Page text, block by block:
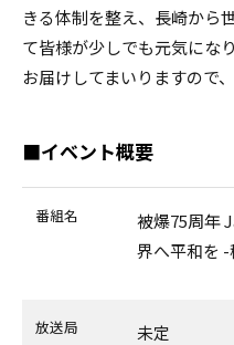
きる体制を整え、長崎から
て皆様が少しでも元気にな
お届けしてまいりますので
■イベント概要
番組名
被爆75周年
界へ平和を
放送局 未定